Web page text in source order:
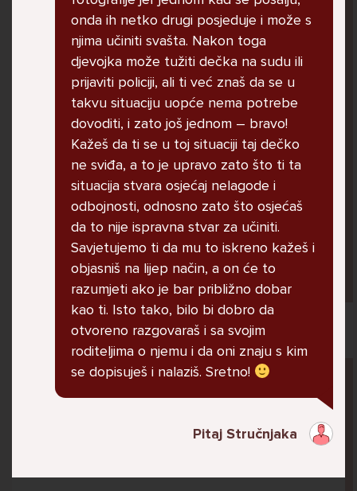
U školi me ogovara nekoliko prijatelja ne
znam zašto. Čak su napravili grupu gdje me
ogovaraju. To sam saznala tako što mi je
prijateljica rekla. Više ne želim ići u školu ali
me mama i tata tjeraju. Svaku večer kod kuće
plačem.
Pitaj Stručnjaka
onda ih netko drugi posjeduje i može s
njima učiniti svašta. Nakon toga
djevojka može tužiti dečka na sudu ili
prijaviti policiji, ali ti već znaš da se u
takvu situaciju uopće nema potrebe
dovoditi, i zato još jednom – bravo!
Kažeš da ti se u toj situaciji taj dečko
ne sviđa, a to je upravo zato što ti ta
situacija stvara osjećaj nelagode i
odbojnosti, odnosno zato što osjećaš
da to nije ispravna stvar za učiniti.
Savjetujemo ti da mu to iskreno kažeš i
objasniš na lijep način, a on će to
razumjeti ako je bar približno dobar
kao ti. Isto tako, bilo bi dobro da
otvoreno razgovaraš i sa svojim
roditeljima o njemu i da oni znaju s kim
se dopisuješ i nalaziš. Sretno!
Pitaj Stručnjaka